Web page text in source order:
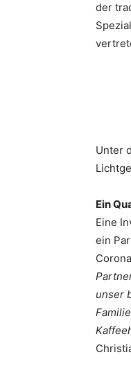
der
Unter
Ein
Eine
ein
unser